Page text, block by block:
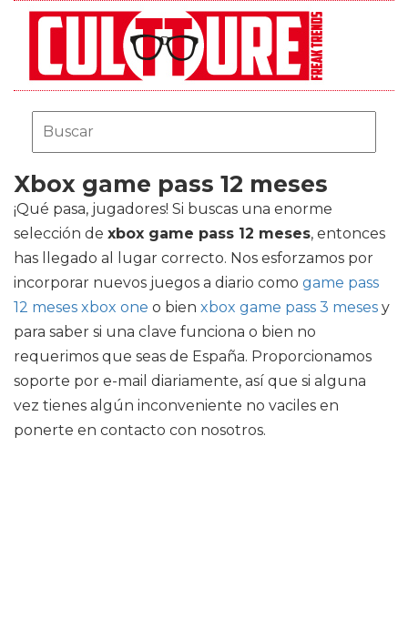
Xbox game pass 12 meses
¡Qué pasa, jugadores! Si buscas una enorme
selección de xbox game pass 12 meses, entonces
has llegado al lugar correcto. Nos esforzamos por
incorporar nuevos juegos a diario como game pass
12 meses xbox one o bien xbox game pass 3 meses y
para saber si una clave funciona o bien no
requerimos que seas de España. Proporcionamos
soporte por e-mail diariamente, así que si alguna
vez tienes algún inconveniente no vaciles en
ponerte en contacto con nosotros.